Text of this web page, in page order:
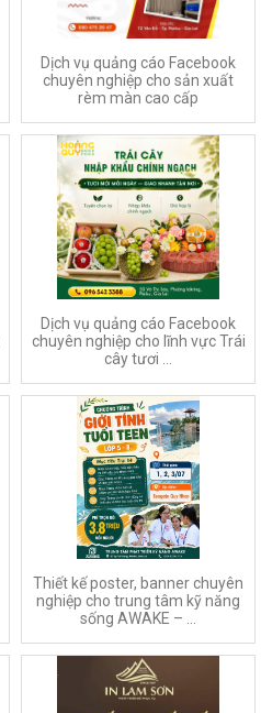
Dịch vụ quảng cáo Facebook
chuyên nghiệp cho sản xuất
rèm màn cao cấp
Dịch vụ quảng cáo Facebook
chuyên nghiệp cho lĩnh vực Trái
cây tươi ...
Thiết kế poster, banner chuyên
nghiệp cho trung tâm kỹ năng
sống AWAKE – ...